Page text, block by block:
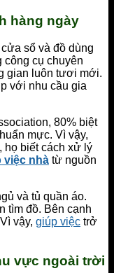
hàng ngày
sổ và đồ dùng
cụ chuyên
gian luôn tươi mới.
với nhu cầu gia
80% biệt
mực. Vì vậy,
họ biết cách xử lý
việc nhà từ nguồn
và tủ quần áo.
tìm đồ. Bên cạnh
vậy, giúp việc trở
vực ngoài trời